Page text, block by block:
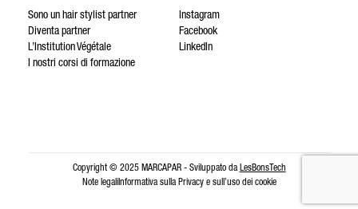
Sono un hair stylist partner
Diventa partner
L’Institution Végétale
I nostri corsi di formazione
Instagram
Facebook
LinkedIn
Copyright © 2025 MARCAPAR - Sviluppato da LesBonsTech
Note legaliInformativa sulla Privacy e sull’uso dei cookie